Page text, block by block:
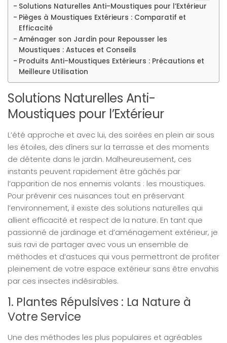
Solutions Naturelles Anti-Moustiques pour l’Extérieur
Pièges à Moustiques Extérieurs : Comparatif et
Efficacité
Aménager son Jardin pour Repousser les
Moustiques : Astuces et Conseils
Produits Anti-Moustiques Extérieurs : Précautions et
Meilleure Utilisation
Solutions Naturelles Anti-
Moustiques pour l’Extérieur
L’été approche et avec lui, des soirées en plein air sous
les étoiles, des dîners sur la terrasse et des moments
de détente dans le jardin. Malheureusement, ces
instants peuvent rapidement être gâchés par
l’apparition de nos ennemis volants : les moustiques.
Pour prévenir ces nuisances tout en préservant
l’environnement, il existe des solutions naturelles qui
allient efficacité et respect de la nature. En tant que
passionné de jardinage et d’aménagement extérieur, je
suis ravi de partager avec vous un ensemble de
méthodes et d’astuces qui vous permettront de profiter
pleinement de votre espace extérieur sans être envahis
par ces insectes indésirables.
1. Plantes Répulsives : La Nature à
Votre Service
Une des méthodes les plus populaires et agréables